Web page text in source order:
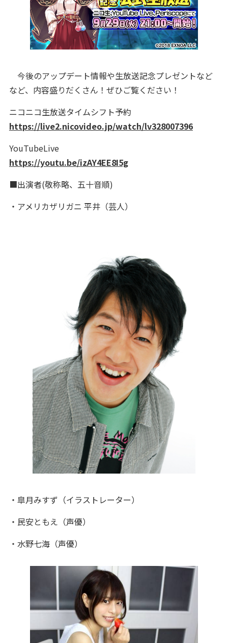
今後のアップデート情報や生放送記念プレゼントなど
など、内容盛りだくさん！ぜひご覧ください！
ニコニコ生放送タイムシフト予約
https://live2.nicovideo.jp/watch/lv328007396
YouTubeLive
https://youtu.be/izAY4EE8I5g
■出演者(敬称略、五十音順)
・アメリカザリガニ 平井（芸人）
・皐月みすず（イラストレーター）
・民安ともえ（声優）
・水野七海（声優）